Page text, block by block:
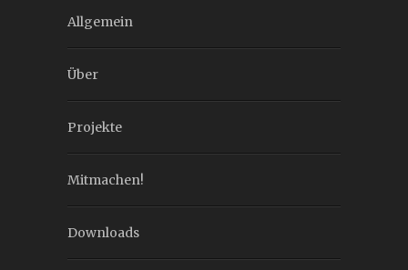
Allgemein
Über
Projekte
Mitmachen!
Downloads